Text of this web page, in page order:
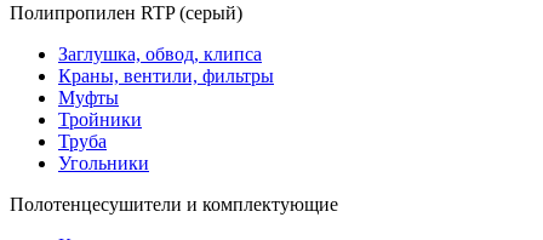
Полипропилен RTP (серый)
Заглушка, обвод, клипса
Краны, вентили, фильтры
Муфты
Тройники
Труба
Угольники
Полотенцесушители и комплектующие